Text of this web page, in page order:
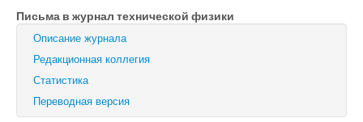
Журнал технической физики
Письма в Журнал технической физики
Физика твердого тела
Физика и техника полупроводников
Письма в журнал технической физики
Описание журнала
Редакционная коллегия
Статистика
Переводная версия